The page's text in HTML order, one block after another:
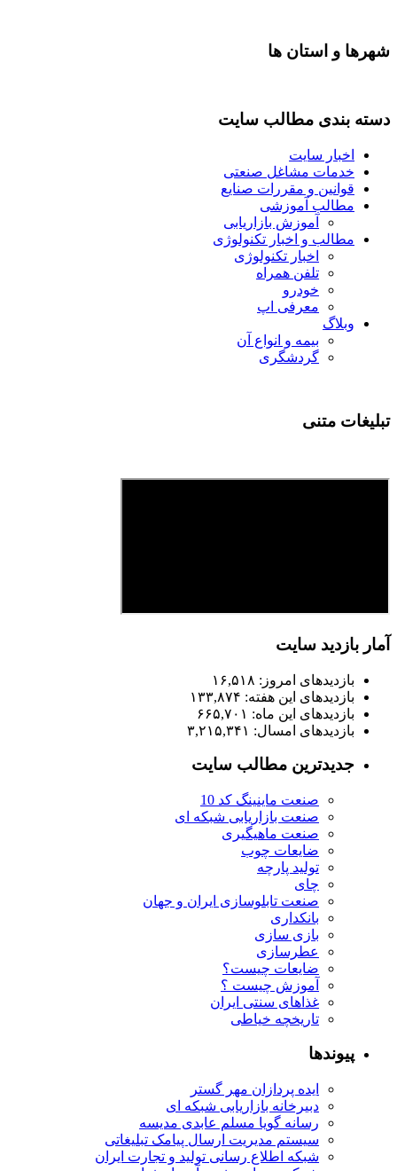
شهرها و استان ها
دسته بندی مطالب سایت
اخبار سایت
خدمات مشاغل صنعتی
قوانین و مقررات صنایع
مطالب آموزشی
آموزش بازاریابی
مطالب و اخبار تکنولوژی
اخبار تکنولوژی
تلفن همراه
خودرو
معرفی اپ
وبلاگ
بیمه و انواع آن
گردشگری
تبلیغات متنی
آمار بازدید سایت
بازدیدهای امروز: ۱۶,۵۱۸
بازدیدهای این هفته: ۱۳۳,۸۷۴
بازدیدهای این ماه: ۶۶۵,۷۰۱
بازدیدهای امسال: ۳,۲۱۵,۳۴۱
جدیدترین مطالب سایت
صنعت ماینینگ کد 10
صنعت بازاریابی شبکه ای
صنعت ماهیگیری
ضایعات چوب
تولید پارچه
چای
صنعت تابلوسازی ایران و جهان
بانکداری
بازی سازی
عطرسازی
ضایعات چیست؟
آموزش چیست ؟
غذاهای سنتی ایران
تاریخچه خیاطی
پیوندها
ایده پردازان مهر گستر
دبیرخانه بازاریابی شبکه ای
رسانه گویا مسلم عابدی مدیسه
سیستم مدیریت ارسال پیامک تبلیغاتی
شبکه اطلاع رسانی تولید و تجارت ایران